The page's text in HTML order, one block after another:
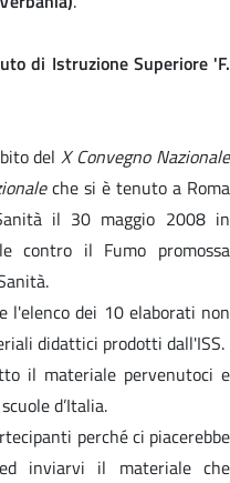
di Istruzione Superiore 'F.
delX Convegno Nazionale
che si è tenuto a Roma
il 30 maggio 2008 in
contro il Fumo promossa
l'elenco dei 10 elaborati non
didattici prodotti dall'ISS.
il materiale pervenutoci e
d’Italia.
perché ci piacerebbe
inviarvi il materiale che